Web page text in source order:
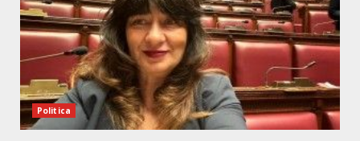
Politica